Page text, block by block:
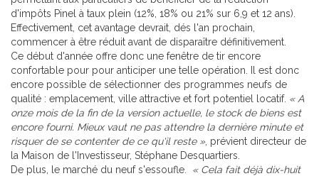
d'impôts Pinel à taux plein (12%, 18% ou 21% sur 6,9 et 12 ans).
Effectivement, cet avantage devrait, dés l'an prochain,
commencer à être réduit avant de disparaître définitivement.
Ce début d'année offre donc une fenêtre de tir encore
confortable pour pour anticiper une telle opération. Il est donc
encore possible de sélectionner des programmes neufs de
qualité : emplacement, ville attractive et fort potentiel locatif. « A
onze mois de la fin de la version actuelle, le stock de biens est
encore fourni. Mieux vaut ne pas attendre la dernière minute et
risquer de se contenter de ce qu'il reste », prévient directeur de
la Maison de l'Investisseur, Stéphane Desquartiers.
De plus, le marché du neuf s'essoufle. « Cela fait déjà dix-huit